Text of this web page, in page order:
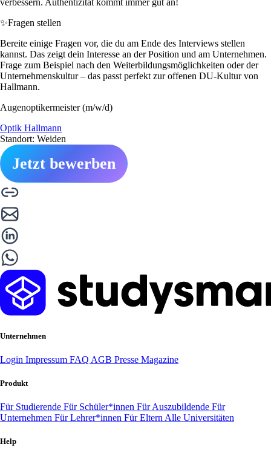
✨Fragen stellen
Bereite einige Fragen vor, die du am Ende des Interviews stellen
kannst. Das zeigt dein Interesse an der Position und am Unternehmen.
Frage zum Beispiel nach den Weiterbildungsmöglichkeiten oder der
Unternehmenskultur – das passt perfekt zur offenen DU-Kultur von
Hallmann.
Augenoptikermeister (m/w/d)
Optik Hallmann
Standort: Weiden
Jetzt bewerben
Unternehmen
Login Impressum FAQ AGB Presse Magazine
Produkt
Für Studierende Für Schüler*innen Für Auszubildende Für
Unternehmen Für Lehrer*innen Für Eltern Alle Universitäten
Help